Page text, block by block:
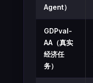
Agent）
GDPval-
AA（真实
经济任
务）